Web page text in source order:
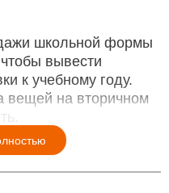
школьной формы
вывести
к учебному году.
вещей на вторичном